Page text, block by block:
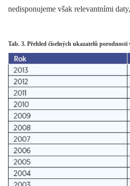
nedisponujeme však relevantními
Tab. 3. Přehled číselných ukazatelů porodnosti